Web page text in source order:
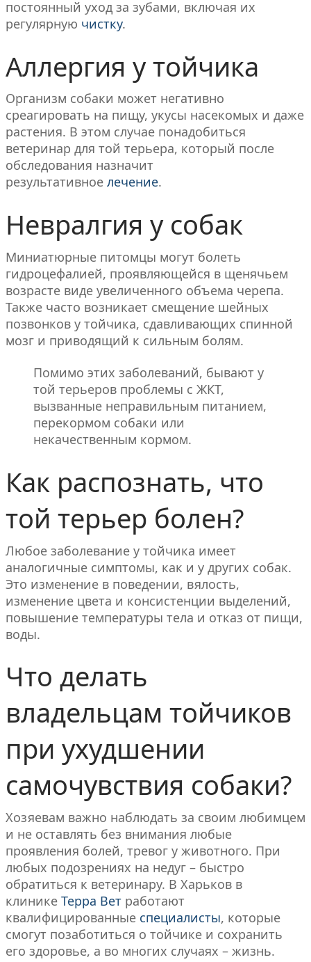
постоянный уход за зубами, включая их
регулярную чистку.
Аллергия у тойчика
Организм собаки может негативно
среагировать на пищу, укусы насекомых и даже
растения. В этом случае понадобиться
ветеринар для той терьера, который после
обследования назначит
результативное лечение.
Невралгия у собак
Миниатюрные питомцы могут болеть
гидроцефалией, проявляющейся в щенячьем
возрасте виде увеличенного объема черепа.
Также часто возникает смещение шейных
позвонков у тойчика, сдавливающих спинной
мозг и приводящий к сильным болям.
Помимо этих заболеваний, бывают у
той терьеров проблемы с ЖКТ,
вызванные неправильным питанием,
перекормом собаки или
некачественным кормом.
Как распознать, что
той терьер болен?
Любое заболевание у тойчика имеет
аналогичные симптомы, как и у других собак.
Это изменение в поведении, вялость,
изменение цвета и консистенции выделений,
повышение температуры тела и отказ от пищи,
воды.
Что делать
владельцам тойчиков
при ухудшении
самочувствия собаки?
Хозяевам важно наблюдать за своим любимцем
и не оставлять без внимания любые
проявления болей, тревог у животного. При
любых подозрениях на недуг – быстро
обратиться к ветеринару. В Харьков в
клинике Терра Вет работают
квалифицированные специалисты, которые
смогут позаботиться о тойчике и сохранить
его здоровье, а во многих случаях – жизнь.